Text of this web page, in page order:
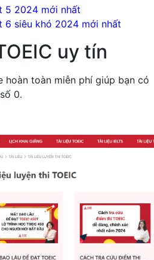
5 2024 mới nhất
6 siêu khó 2024 mới nhất
uy tín
hoàn toàn miễn phí giúp bạn có
0.